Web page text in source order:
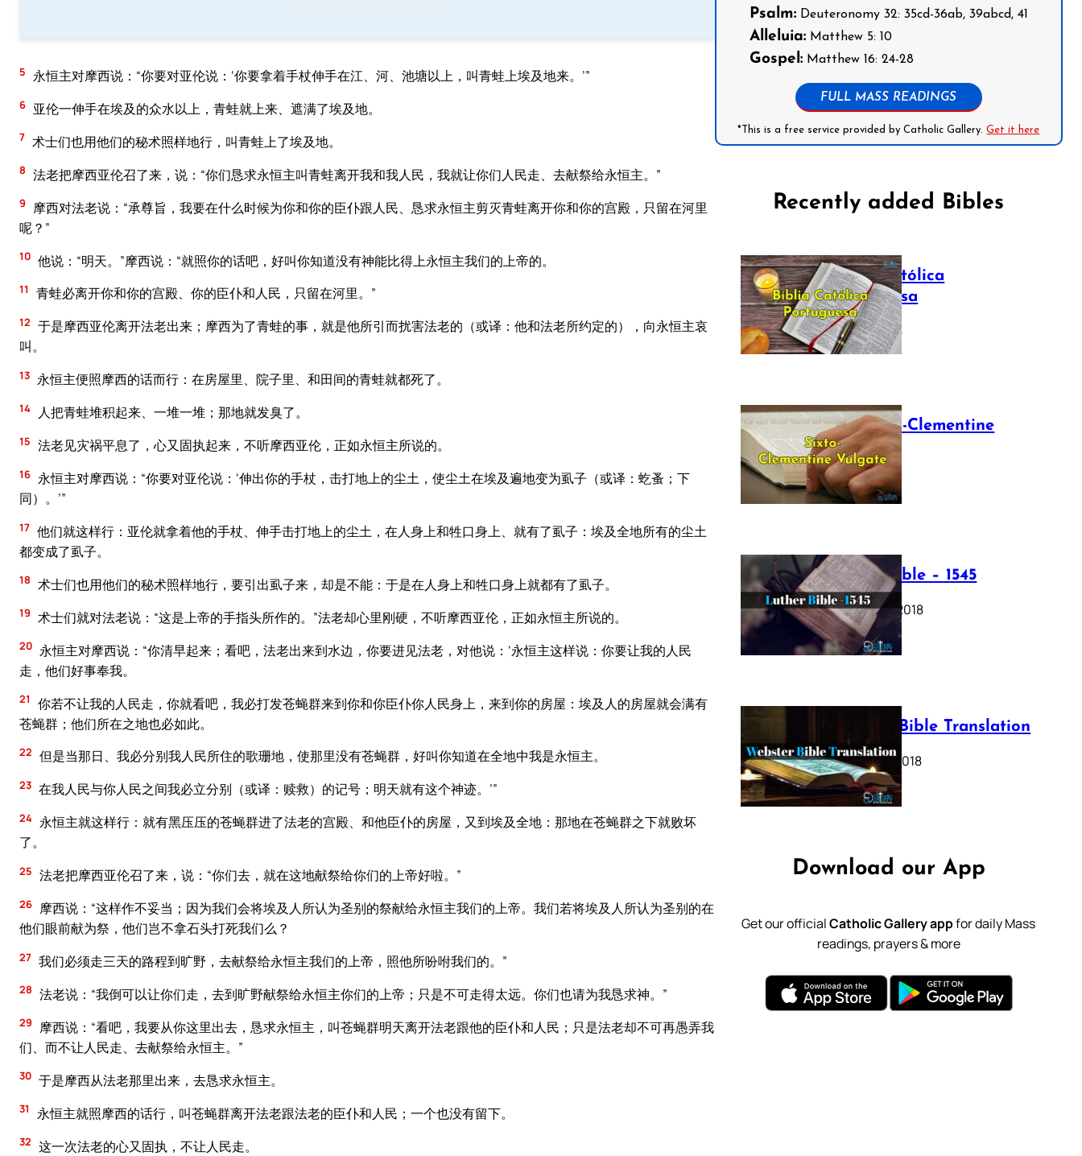
5 永恒主对摩西说：“你要对亚伦说：‘你要拿着手杖伸手在江、河、池塘以上，叫青蛙上埃及地来。’”
6 亚伦一伸手在埃及的众水以上，青蛙就上来、遮满了埃及地。
7 术士们也用他们的秘术照样地行，叫青蛙上了埃及地。
8 法老把摩西亚伦召了来，说：“你们恳求永恒主叫青蛙离开我和我人民，我就让你们人民走、去献祭给永恒主。”
9
摩西对法老说：“承尊旨，我要在什么时候为你和你的臣仆跟人民、恳求永恒主剪灭青蛙离开你和你的宫殿，只留在河里
呢？”
10 他说：“明天。”摩西说：“就照你的话吧，好叫你知道没有神能比得上永恒主我们的上帝的。
11 青蛙必离开你和你的宫殿、你的臣仆和人民，只留在河里。”
12 于是摩西亚伦离开法老出来；摩西为了青蛙的事，就是他所引而扰害法老的（或译：他和法老所约定的），向永恒主哀
叫。
13 永恒主便照摩西的话而行：在房屋里、院子里、和田间的青蛙就都死了。
14 人把青蛙堆积起来、一堆一堆；那地就发臭了。
15 法老见灾祸平息了，心又固执起来，不听摩西亚伦，正如永恒主所说的。
16 永恒主对摩西说：“你要对亚伦说：‘伸出你的手杖，击打地上的尘土，使尘土在埃及遍地变为虱子（或译：虼蚤；下
同）。’”
17 他们就这样行：亚伦就拿着他的手杖、伸手击打地上的尘土，在人身上和牲口身上、就有了虱子：埃及全地所有的尘土
都变成了虱子。
18 术士们也用他们的秘术照样地行，要引出虱子来，却是不能：于是在人身上和牲口身上就都有了虱子。
19 术士们就对法老说：“这是上帝的手指头所作的。”法老却心里刚硬，不听摩西亚伦，正如永恒主所说的。
20 永恒主对摩西说：“你清早起来；看吧，法老出来到水边，你要进见法老，对他说：‘永恒主这样说：你要让我的人民
走，他们好事奉我。
21
你若不让我的人民走，你就看吧，我必打发苍蝇群来到你和你臣仆你人民身上，来到你的房屋：埃及人的房屋就会满有
苍蝇群；他们所在之地也必如此。
22 但是当那日、我必分别我人民所住的歌珊地，使那里没有苍蝇群，好叫你知道在全地中我是永恒主。
23 在我人民与你人民之间我必立分别（或译：赎救）的记号；明天就有这个神迹。’”
24 永恒主就这样行：就有黑压压的苍蝇群进了法老的宫殿、和他臣仆的房屋，又到埃及全地：那地在苍蝇群之下就败坏
了。
25 法老把摩西亚伦召了来，说：“你们去，就在这地献祭给你们的上帝好啦。”
26 摩西说：“这样作不妥当；因为我们会将埃及人所认为圣别的祭献给永恒主我们的上帝。我们若将埃及人所认为圣别的在
他们眼前献为祭，他们岂不拿石头打死我们么？
27 我们必须走三天的路程到旷野，去献祭给永恒主我们的上帝，照他所吩咐我们的。”
28 法老说：“我倒可以让你们走，去到旷野献祭给永恒主你们的上帝；只是不可走得太远。你们也请为我恳求神。”
29
摩西说：“看吧，我要从你这里出去，恳求永恒主，叫苍蝇群明天离开法老跟他的臣仆和人民；只是法老却不可再愚弄我
们、而不让人民走、去献祭给永恒主。”
30 于是摩西从法老那里出来，去恳求永恒主。
31 永恒主就照摩西的话行，叫苍蝇群离开法老跟法老的臣仆和人民；一个也没有留下。
32 这一次法老的心又固执，不让人民走。
Psalm:Deuteronomy 32: 35cd-36ab, 39abcd, 41
Alleluia:Matthew 5: 10
Gospel:Matthew 16: 24-28
FULL MASS READINGS
*This is a free service provided by Catholic Gallery.Get it here
Recently added Bibles
Bíblia Católica
Portuguesa
July 16, 2025
The Sixto-Clementine
Vulgate
July 12, 2025
Luther Bible – 1545
October 17, 2018
Webster Bible Translation
October 11, 2018
Download our App
Get our officialCatholic Gallery appfor daily Mass
readings, prayers & more